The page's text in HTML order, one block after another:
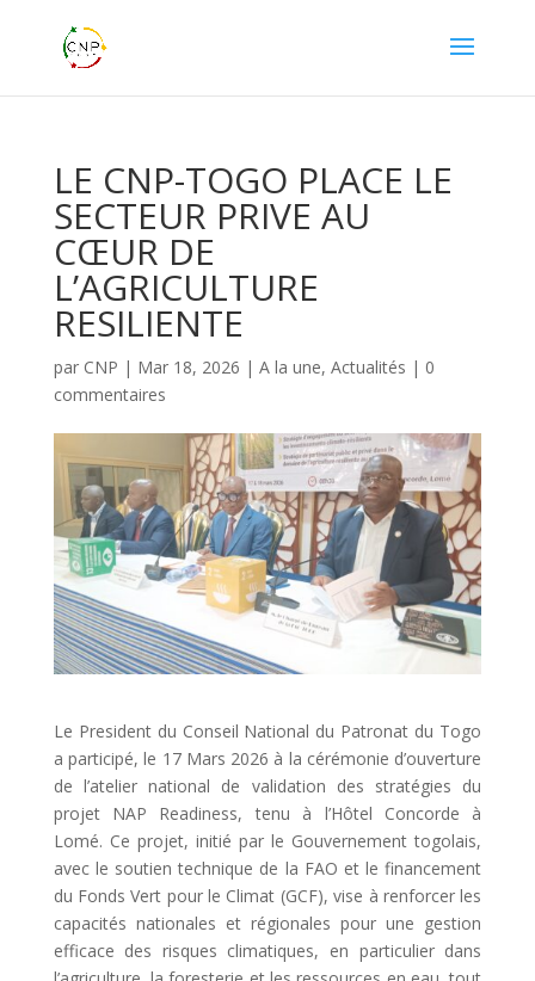
LE CNP-TOGO PLACE LE
SECTEUR PRIVE AU
CŒUR DE
L’AGRICULTURE
RESILIENTE
par CNP | Mar 18, 2026 | A la une, Actualités | 0
commentaires
Le President du Conseil National du Patronat du Togo
a participé, le 17 Mars 2026 à la cérémonie d’ouverture
de l’atelier national de validation des stratégies du
projet NAP Readiness, tenu à l’Hôtel Concorde à
Lomé. Ce projet, initié par le Gouvernement togolais,
avec le soutien technique de la FAO et le financement
du Fonds Vert pour le Climat (GCF), vise à renforcer les
capacités nationales et régionales pour une gestion
efficace des risques climatiques, en particulier dans